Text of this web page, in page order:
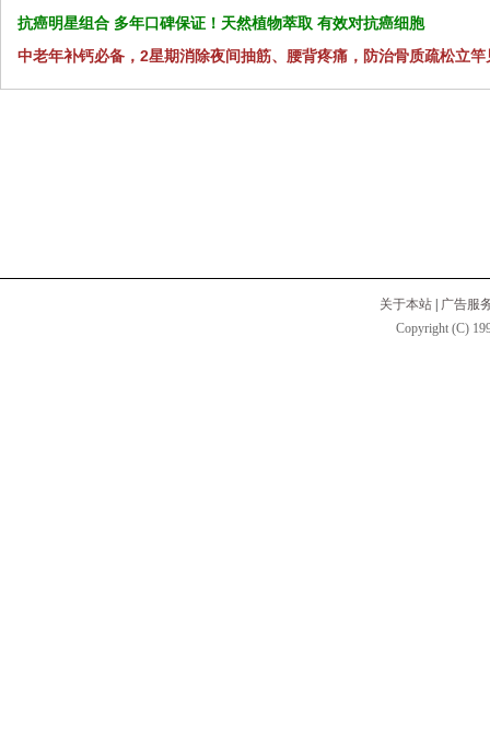
抗癌明星组合 多年口碑保证！天然植物萃取 有效对抗癌细胞
中老年补钙必备，2星期消除夜间抽筋、腰背疼痛，防治骨质疏松立竿
关于本站
广告服
Copyright (C)